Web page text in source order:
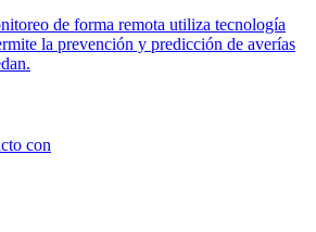
de forma remota utiliza tecnología
la prevención y predicción de averías
con